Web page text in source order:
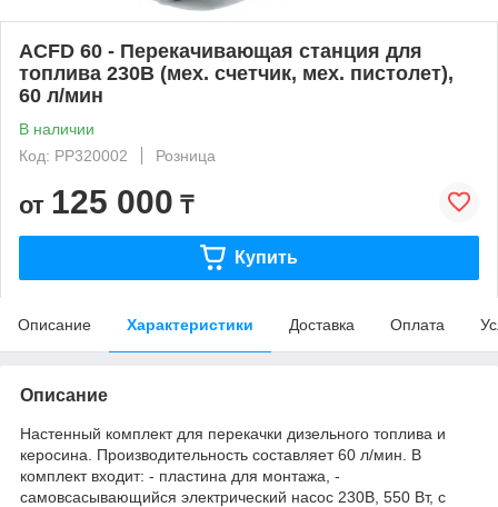
ACFD 60 - Перекачивающая станция для
топлива 230В (мех. счетчик, мех. пистолет),
60 л/мин
В наличии
Код: PP320002
Розница
от 125 000 ₸
Купить
Описание Характеристики Доставка Оплата
Описание
Настенный комплект для перекачки дизельного топлива и
керосина. Производительность составляет 60 л/мин. В
комплект входит: - пластина для монтажа, -
самовсасывающийся электрический насос 230В, 550 Вт, с